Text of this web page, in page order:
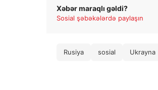
Xəbər maraqlı gəldi?
Sosial şəbəkələrdə paylaşın
Rusiya sosial Ukrayna